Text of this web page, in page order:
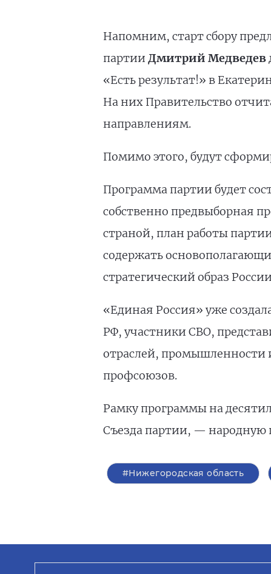
Напомним, старт сбору
партии Дмитрий Медведев
«Есть результат!» в
На них Правительство
направлениям.
Помимо этого, будут
Программа партии будет
собственно предвыборная
страной, план работы
содержать
стратегический образ
«Единая Россия» уже
РФ, участники СВО,
отраслей, промышленности
профсоюзов.
Рамку программы на
Съезда партии, — народную
#Нижегородская область